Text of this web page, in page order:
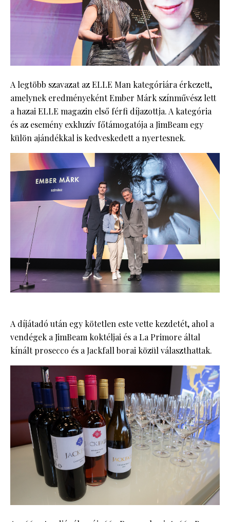
A legtöbb szavazat az ELLE Man kategóriára érkezett,
amelynek eredményeként Ember Márk színművész lett
a hazai ELLE magazin első férfi díjazottja. A kategória
és az esemény exkluzív főtámogatója a JimBeam egy
külön ajándékkal is kedveskedett a nyertesnek.
A díjátadó után egy kötetlen este vette kezdetét, ahol a
vendégek a JimBeam koktéljai és a La Primore által
kínált prosecco és a Jackfall borai közül választhattak.